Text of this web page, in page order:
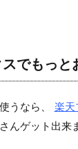
でもっと
うなら、 楽天
んゲット出来